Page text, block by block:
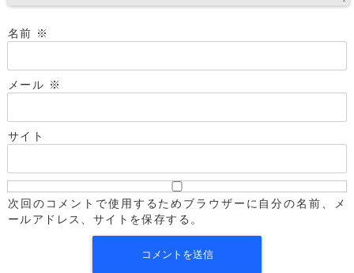
名前 ※
メール ※
サイト
次回のコメントで使用するためブラウザーに自分の名前、メ
ールアドレス、サイトを保存する。